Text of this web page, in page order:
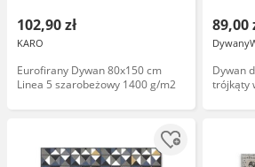
102,90 zł
KARO
Eurofirany Dywan 80x150 cm
Linea 5 szarobeżowy 1400 g/m2
89,00
Dywan
trójkąty